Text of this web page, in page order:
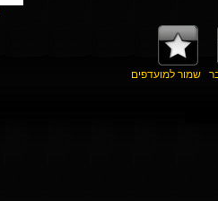
שמור למועדפים